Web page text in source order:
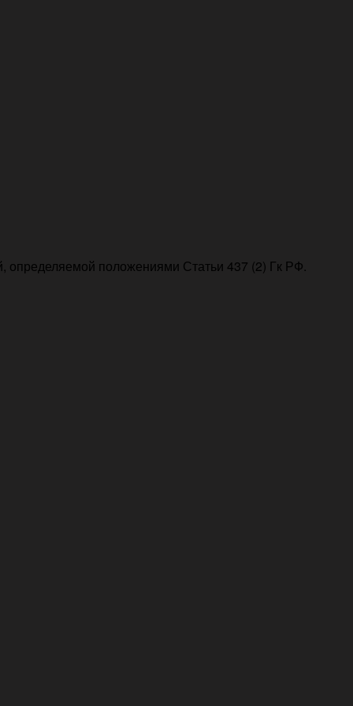
определяемой положениями Статьи 437 (2) Гк РФ.